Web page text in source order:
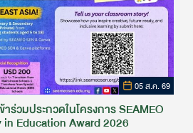
05 ส.ค. 69
ระกวดในโครงการ SEAMEO
in Education Award 2026